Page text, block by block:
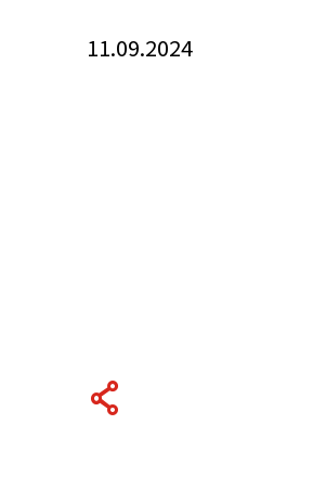
联系我们
快速链接
11.09.2024